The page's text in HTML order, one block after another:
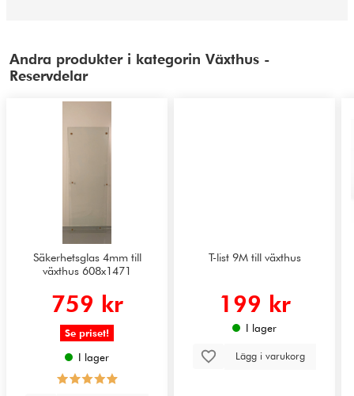
Andra produkter i kategorin Växthus -
Reservdelar
Säkerhetsglas 4mm till
växthus 608x1471
759 kr
Se priset!
I lager
T-list 9M till växthus
199 kr
I lager
Lägg i varukorg